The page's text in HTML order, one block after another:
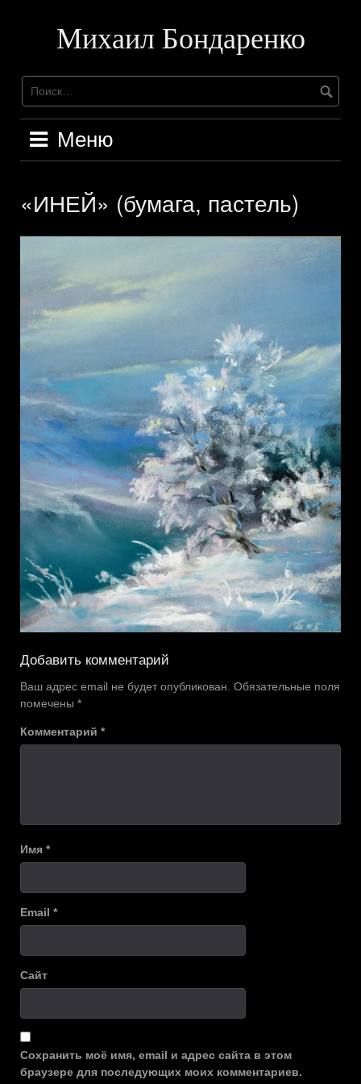
содержимомуМихаил Бондаренко
Меню
«ИНЕЙ» (бумага, пастель)
Добавить комментарий
Ваш адрес email не будет опубликован. Обязательные поля
помечены *
Комментарий *
Имя *
Email *
Сайт
Сохранить моё имя, email и адрес сайта в этом
браузере для последующих моих комментариев.